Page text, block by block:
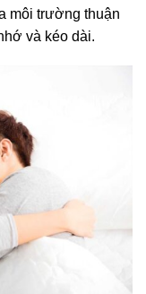
môi trường thuận
và kéo dài.